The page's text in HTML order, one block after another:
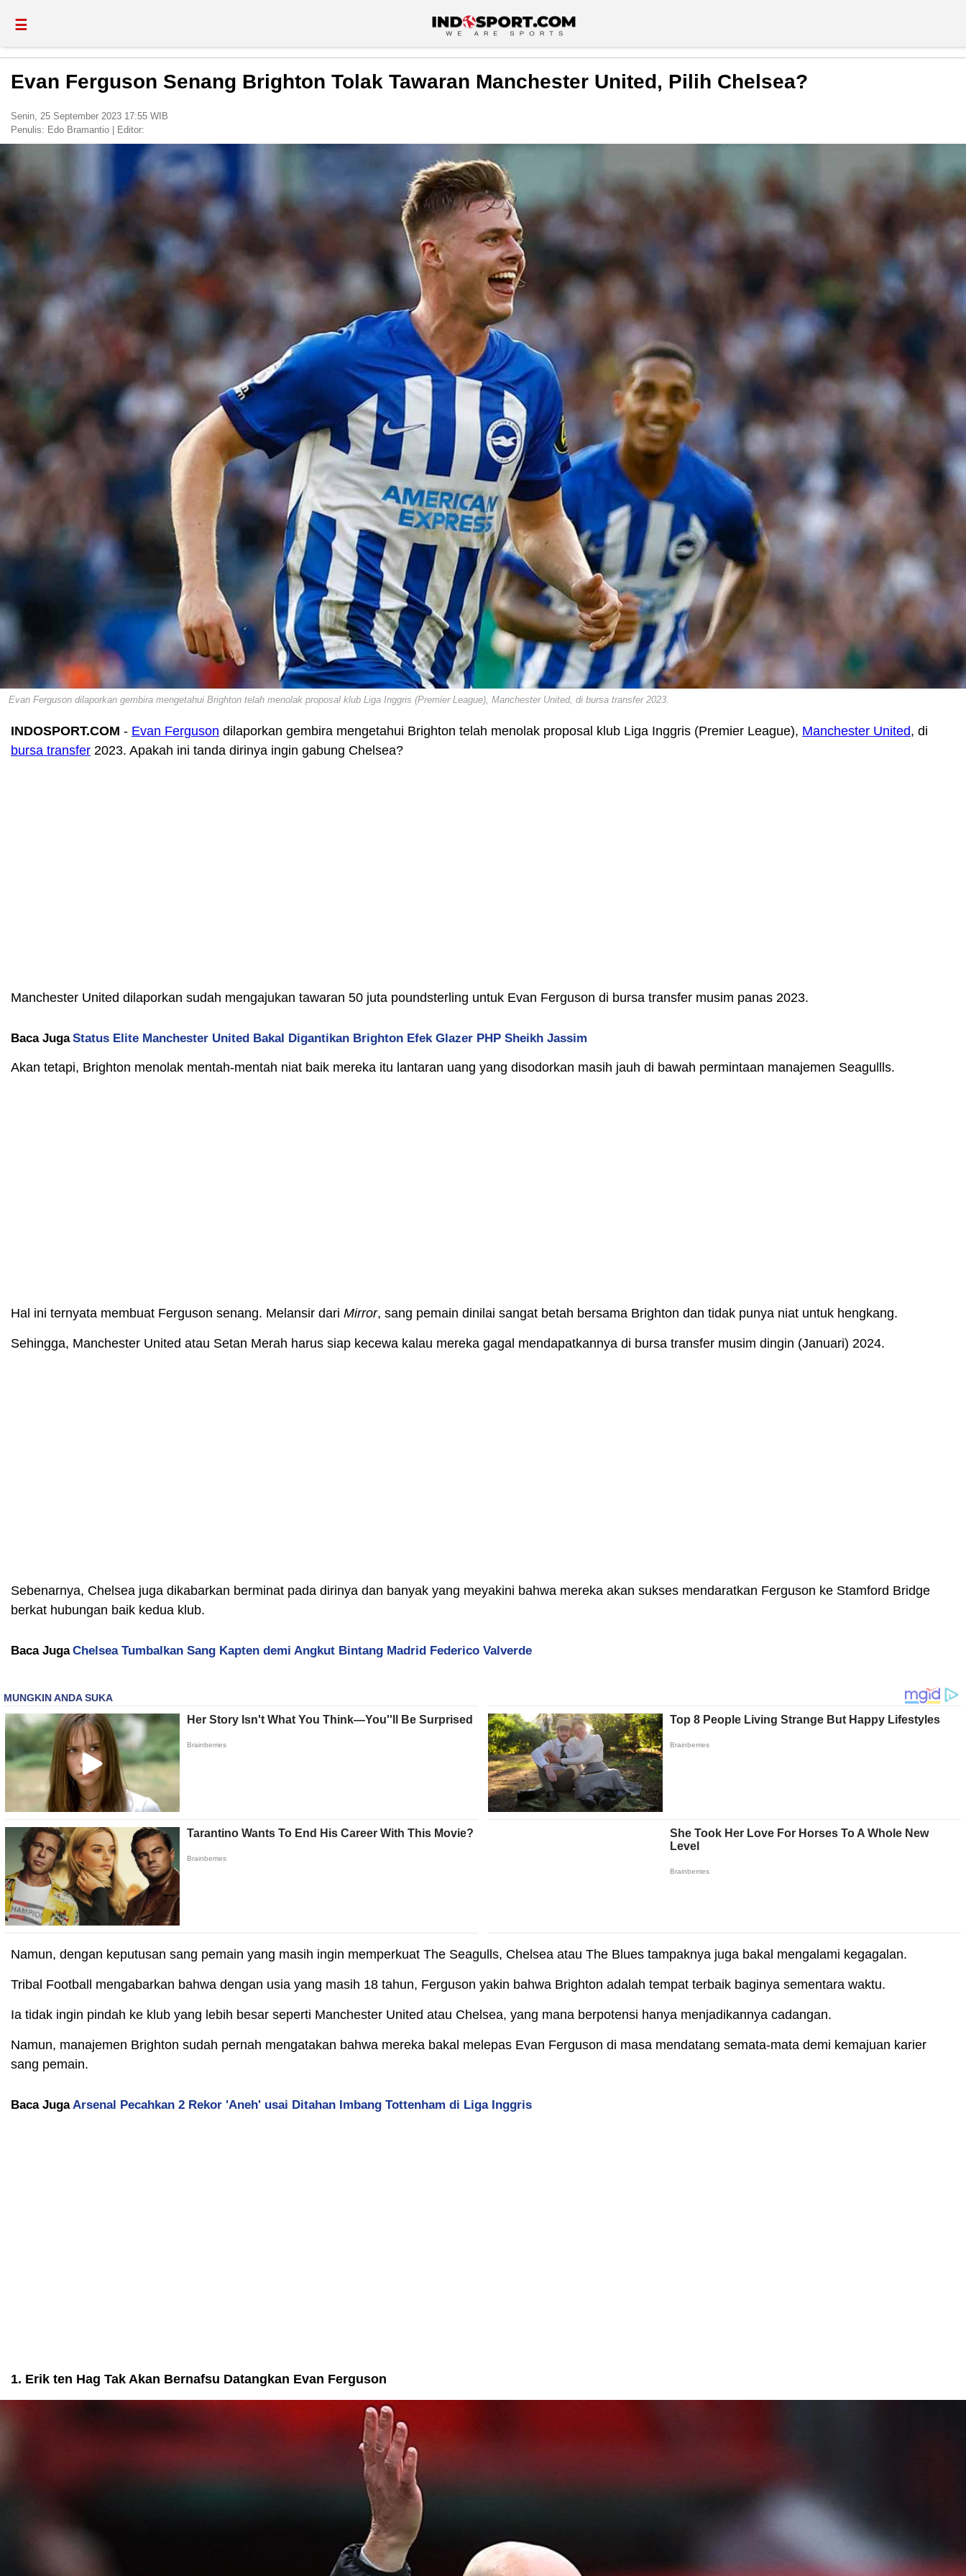
☰
Evan Ferguson Senang Brighton Tolak Tawaran Manchester United, Pilih Chelsea?
Senin, 25 September 2023 17:55 WIB
Penulis: Edo Bramantio Editor:
Evan Ferguson dilaporkan gembira mengetahui Brighton telah menolak proposal klub Liga Inggris (Premier League), Manchester United, di bursa transfer 2023.
INDOSPORT.COM - Evan Ferguson dilaporkan gembira mengetahui Brighton telah menolak proposal klub Liga Inggris (Premier League), Manchester United, di
bursa transfer 2023. Apakah ini tanda dirinya ingin gabung Chelsea?
Manchester United dilaporkan sudah mengajukan tawaran 50 juta poundsterling untuk Evan Ferguson di bursa transfer musim panas 2023.
Baca Juga Status Elite Manchester United Bakal Digantikan Brighton Efek Glazer PHP Sheikh Jassim
Akan tetapi, Brighton menolak mentah-mentah niat baik mereka itu lantaran uang yang disodorkan masih jauh di bawah permintaan manajemen Seagullls.
Hal ini ternyata membuat Ferguson senang. Melansir dari Mirror, sang pemain dinilai sangat betah bersama Brighton dan tidak punya niat untuk hengkang.
Sehingga, Manchester United atau Setan Merah harus siap kecewa kalau mereka gagal mendapatkannya di bursa transfer musim dingin (Januari) 2024.
Sebenarnya, Chelsea juga dikabarkan berminat pada dirinya dan banyak yang meyakini bahwa mereka akan sukses mendaratkan Ferguson ke Stamford Bridge
berkat hubungan baik kedua klub.
Baca Juga Chelsea Tumbalkan Sang Kapten demi Angkut Bintang Madrid Federico Valverde
Namun, dengan keputusan sang pemain yang masih ingin memperkuat The Seagulls, Chelsea atau The Blues tampaknya juga bakal mengalami kegagalan.
Tribal Football mengabarkan bahwa dengan usia yang masih 18 tahun, Ferguson yakin bahwa Brighton adalah tempat terbaik baginya sementara waktu.
Ia tidak ingin pindah ke klub yang lebih besar seperti Manchester United atau Chelsea, yang mana berpotensi hanya menjadikannya cadangan.
Namun, manajemen Brighton sudah pernah mengatakan bahwa mereka bakal melepas Evan Ferguson di masa mendatang semata-mata demi kemajuan karier
sang pemain.
Baca Juga Arsenal Pecahkan 2 Rekor 'Aneh' usai Ditahan Imbang Tottenham di Liga Inggris
1. Erik ten Hag Tak Akan Bernafsu Datangkan Evan Ferguson